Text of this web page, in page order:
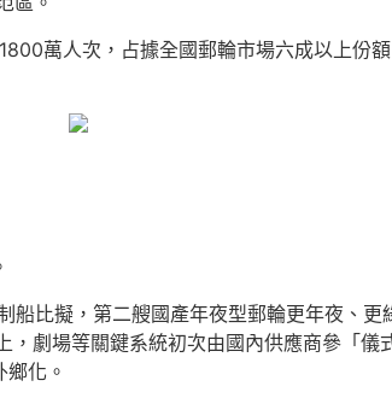
萬人次，占據全國郵輪市場六成以上份
比擬，第二艘國產年夜型郵輪更年夜、
劇場等關鍵系統初次由國內供應商參「
化。